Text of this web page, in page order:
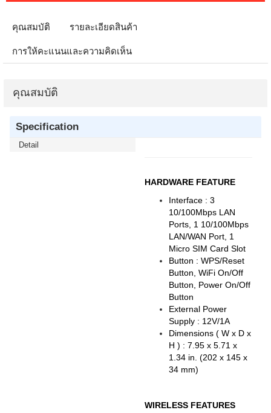
คุณสมบัติ รายละเอียดสินค้า
การให้คะแนนและความคิดเห็น
คุณสมบัติ
Specification
Detail
HARDWARE FEATURE
Interface : 3
10/100Mbps LAN
Ports, 1 10/100Mbps
LAN/WAN Port, 1
Micro SIM Card Slot
Button : WPS/Reset
Button, WiFi On/Off
Button, Power On/Off
Button
External Power
Supply : 12V/1A
Dimensions ( W x D x
H ) : 7.95 x 5.71 x
1.34 in. (202 x 145 x
34 mm)
WIRELESS FEATURES